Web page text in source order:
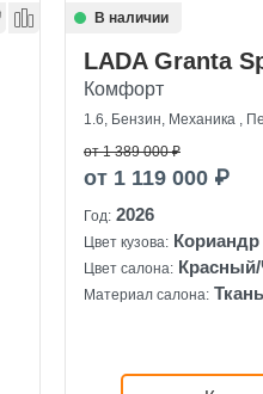
В наличии
LADA Granta
Комфорт
1.6, Бензин, Механика ,
от 1 389 000 ₽
от 1 119 000 ₽
Год: 2026
Цвет кузова: Кориандр
Цвет салона:
Материал салона: Ткань